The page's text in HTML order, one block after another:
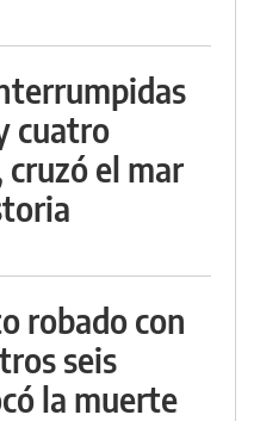
cuatro
el mar
robado con
seis
la muerte